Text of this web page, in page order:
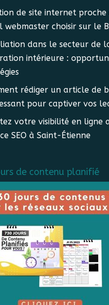
de site internet proche
webmaster choisir sur le
dans le secteur de
intérieure :
rédiger un article de
pour captiver vos
votre visibilité en ligne
SEO à Saint-Étienne
de contenu planifié